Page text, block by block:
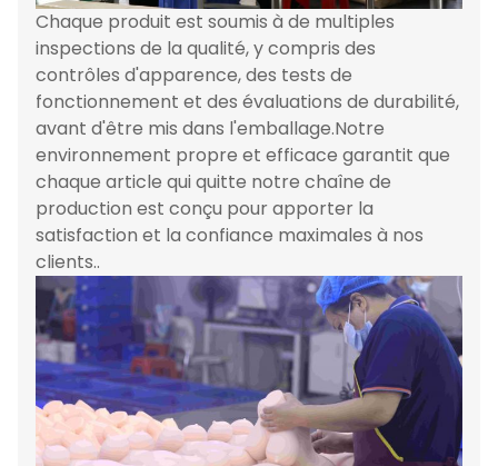
Chaque produit est soumis à de multiples
inspections de la qualité, y compris des
contrôles d'apparence, des tests de
fonctionnement et des évaluations de durabilité,
avant d'être mis dans l'emballage.Notre
environnement propre et efficace garantit que
chaque article qui quitte notre chaîne de
production est conçu pour apporter la
satisfaction et la confiance maximales à nos
clients..